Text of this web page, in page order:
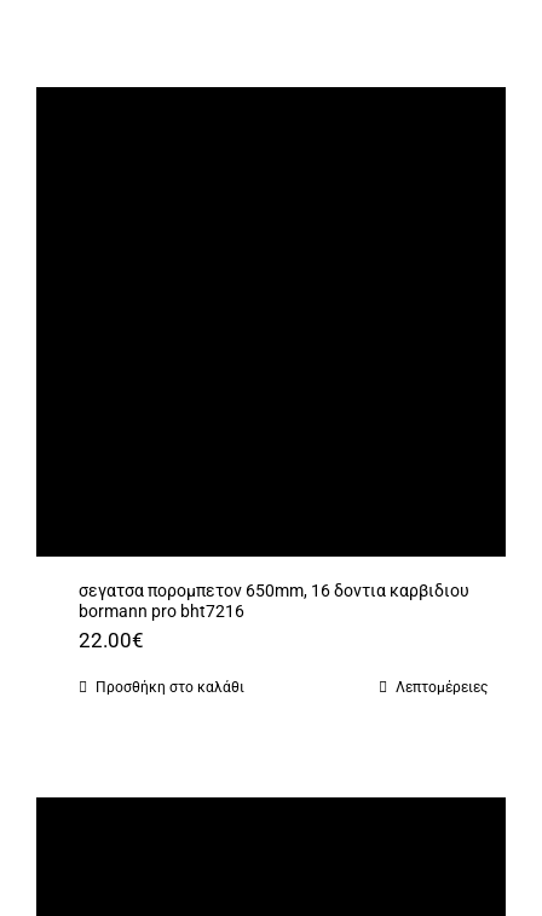
σεγατσα πορομπετον 650mm, 16 δοντια καρβιδιου
bormann pro bht7216
22.00€
Προσθήκη στο καλάθι Λεπτομέρειες